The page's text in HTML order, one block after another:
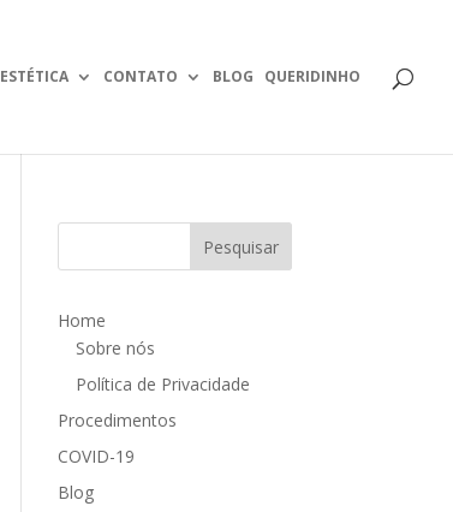
ESTÉTICA CONTATO BLOG QUERIDINHO
Home
Sobre nós
Política de Privacidade
Procedimentos
COVID-19
Blog